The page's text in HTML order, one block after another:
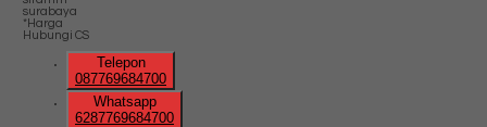
*Harga
Hubungi CS
Telepon
087769684700
Whatsapp
6287769684700